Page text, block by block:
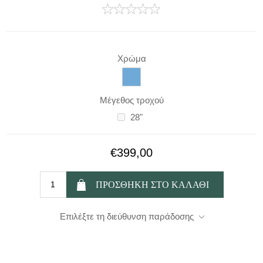
Χρώμα
Μέγεθος τροχού
28"
€399,00
Επιλέξτε τη διεύθυνση παράδοσης